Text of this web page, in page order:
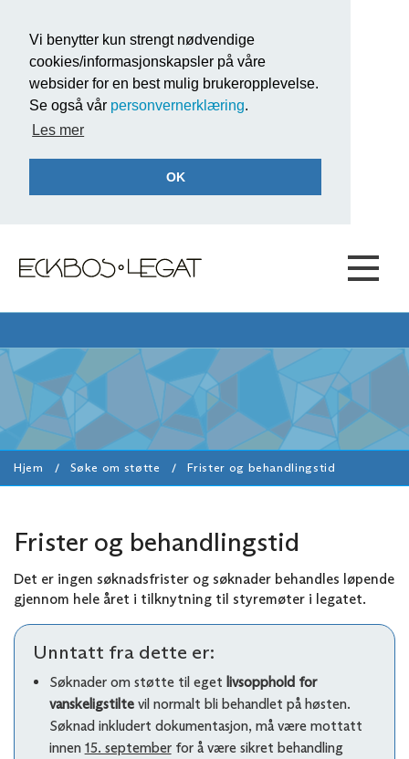
Vi benytter kun strengt nødvendige
cookies/informasjonskapsler på våre
websider for en best mulig brukeropplevelse.
Se også vår personvernerklæring.
Les mer
OK
Hjem Søke om støtte Frister og behandlingstid
Frister og behandlingstid
Det er ingen søknadsfrister og søknader behandles løpende
gjennom hele året i tilknytning til styremøter i legatet.
Unntatt fra dette er:
Søknader om støtte til eget livsopphold for
vanskeligstiltevil normalt bli behandlet på høsten.
Søknad inkludert dokumentasjon, må være mottatt
innen 15. septemberfor å være sikret behandling